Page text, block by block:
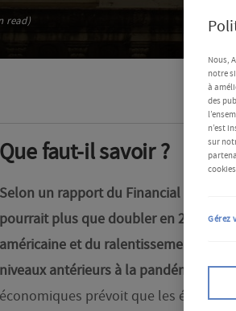
read)
Que faut-il savoir ?
Selon un rapport du Financial Times,
pourrait plus que doubler en 2024
américaine et du ralentissement de
niveaux antérieurs à la pandémie.
économiques prévoit que les
Nous,
notre
à
des
n’est
sur
Gérez